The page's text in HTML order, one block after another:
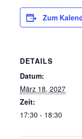
Zum
DETAILS
Datum:
März 18, 2027
Zeit:
17:30 - 18:30